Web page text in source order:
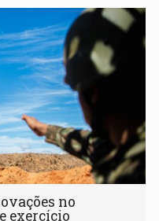
no
exercício